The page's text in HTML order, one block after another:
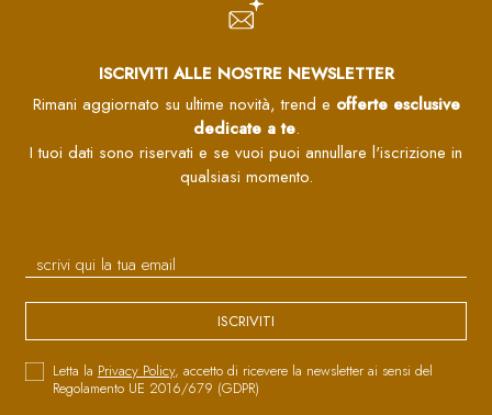
ISCRIVITI ALLE NOSTRE NEWSLETTER
Rimani aggiornato su ultime novità, trend e offerte esclusive
dedicate a te.
I tuoi dati sono riservati e se vuoi puoi annullare l'iscrizione in
qualsiasi momento.
ISCRIVITI
Letta la Privacy Policy, accetto di ricevere la newsletter ai sensi del
Regolamento UE 2016/679 (GDPR)